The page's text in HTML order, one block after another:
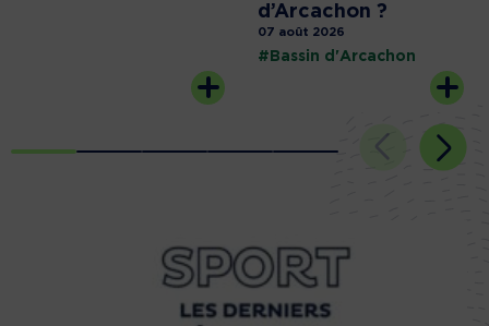
d’Arcachon ?
07 août 2026
#Bassin d'Arcachon